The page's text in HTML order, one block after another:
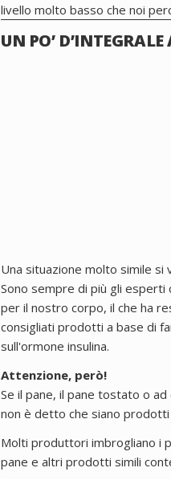
livello molto basso che noi
UN PO’
Una situazione molto simile
Sono sempre di più gli
per il nostro corpo, il che ha
consigliati prodotti a base di
sull'ormone insulina.
Attenzione, però!
Se il pane, il pane tostato o
non è detto che siano
Molti produttori imbrogliano i
pane e altri prodotti simili